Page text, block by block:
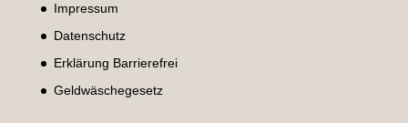
Impressum
Datenschutz
Erklärung Barrierefrei
Geldwäschegesetz